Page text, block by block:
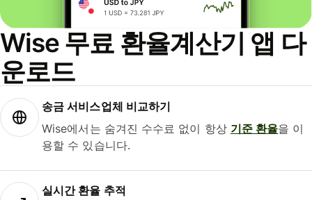
Wise 무료 환율계산기 앱 다
운로드
송금 서비스업체 비교하기
Wise에서는 숨겨진 수수료 없이 항상 기준 환율을 이
용할 수 있습니다.
실시간 환율 추적